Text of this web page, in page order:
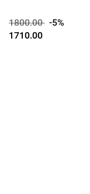
1800.00 -5%
1710.00